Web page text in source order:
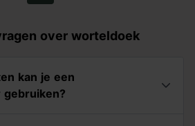
over worteldoek
kan je een